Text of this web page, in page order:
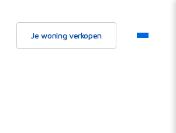
Je woning verkopen